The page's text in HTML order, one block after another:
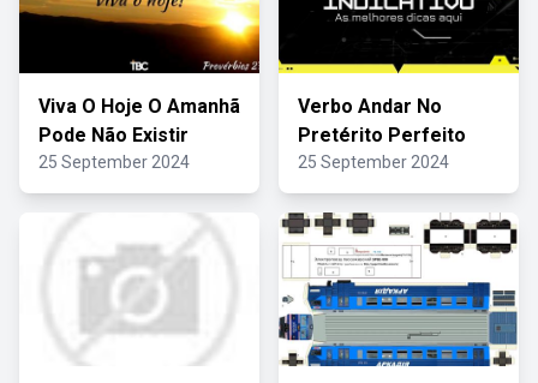
Viva O Hoje O Amanhã
Pode Não Existir
25 September 2024
Verbo Andar No
Pretérito Perfeito
25 September 2024